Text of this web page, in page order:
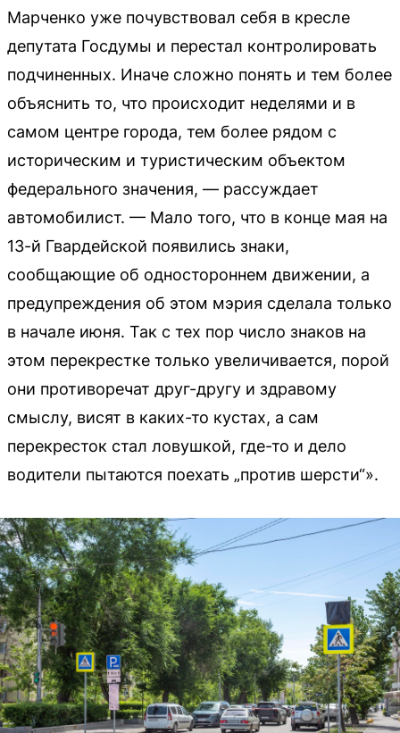
Марченко уже почувствовал себя в кресле
депутата Госдумы и перестал контролировать
подчиненных. Иначе сложно понять и тем более
объяснить то, что происходит неделями и в
самом центре города, тем более рядом с
историческим и туристическим объектом
федерального значения, — рассуждает
автомобилист. — Мало того, что в конце мая на
13-й Гвардейской появились знаки,
сообщающие об одностороннем движении, а
предупреждения об этом мэрия сделала только
в начале июня. Так с тех пор число знаков на
этом перекрестке только увеличивается, порой
они противоречат друг-другу и здравому
смыслу, висят в каких-то кустах, а сам
перекресток стал ловушкой, где-то и дело
водители пытаются поехать „против шерсти“».